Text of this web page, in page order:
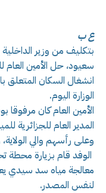
ع ب
بتكليف من وزير
سعيود، حل الأمين العام
انشغال السكان المتعلق
الوزارة اليوم.
الأمين العام كان مرفوقا
المدير العام للجزائرية
وعلى رأسهم والي
الوفد قام بزيارة محطة
معالجة مياه سد سيدي
لنفس المصدر.